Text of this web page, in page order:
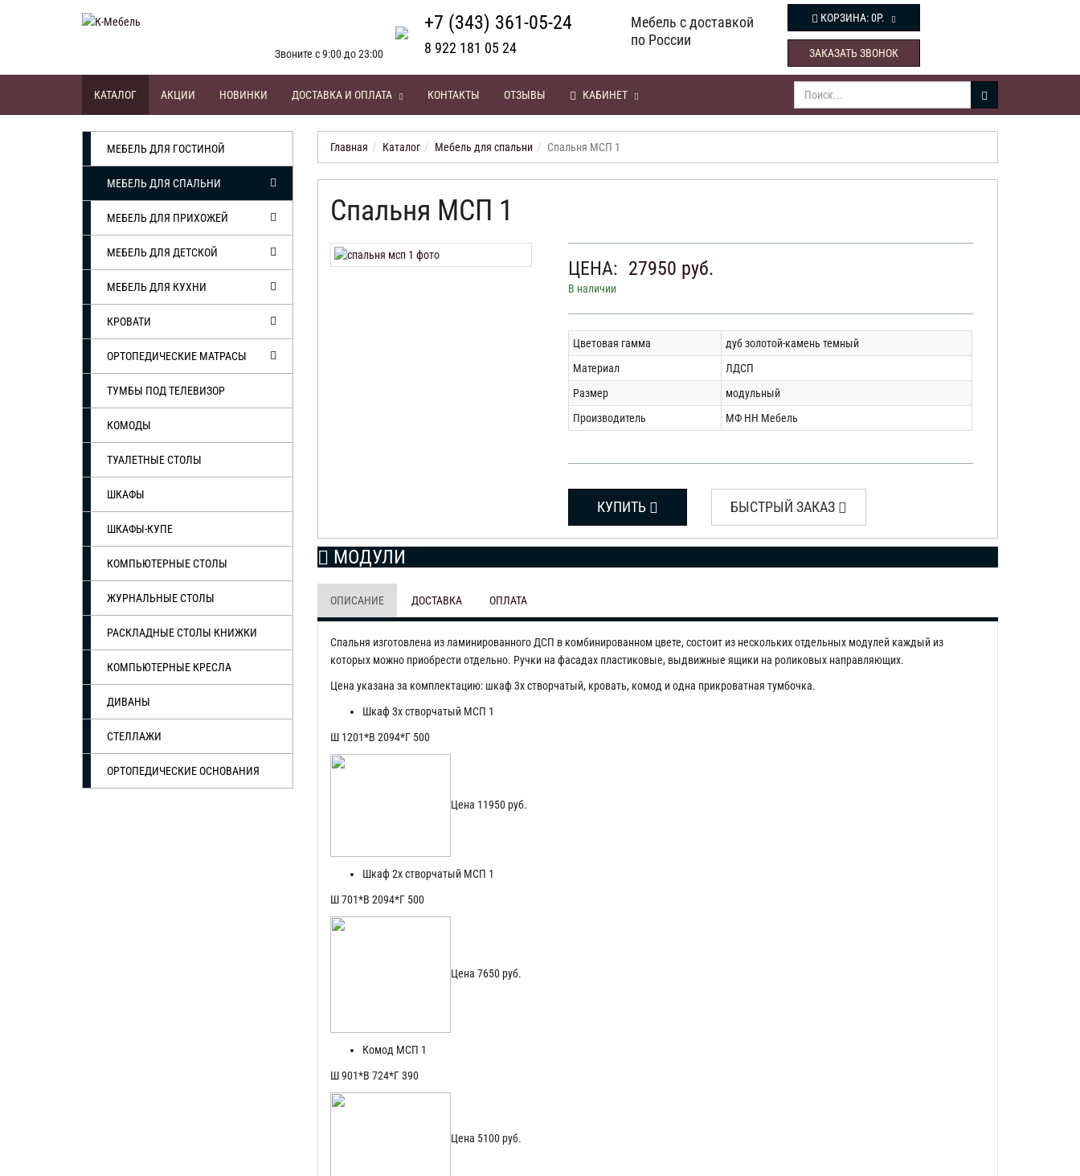
Звоните с 9:00 до 23:00
+7 (343) 361-05-24
8 922 181 05 24
Мебель с доставкой
по России
КОРЗИНА:0Р.
ЗАКАЗАТЬ ЗВОНОК
КАТАЛОГ АКЦИИ НОВИНКИ ДОСТАВКА И ОПЛАТА КОНТАКТЫ ОТЗЫВЫ КАБИНЕТ
МЕБЕЛЬ ДЛЯ ГОСТИНОЙ
МЕБЕЛЬ ДЛЯ СПАЛЬНИ
МЕБЕЛЬ ДЛЯ ПРИХОЖЕЙ
МЕБЕЛЬ ДЛЯ ДЕТСКОЙ
МЕБЕЛЬ ДЛЯ КУХНИ
КРОВАТИ
ОРТОПЕДИЧЕСКИЕ МАТРАСЫ
ТУМБЫ ПОД ТЕЛЕВИЗОР
КОМОДЫ
ТУАЛЕТНЫЕ СТОЛЫ
ШКАФЫ
ШКАФЫ-КУПЕ
КОМПЬЮТЕРНЫЕ СТОЛЫ
ЖУРНАЛЬНЫЕ СТОЛЫ
РАСКЛАДНЫЕ СТОЛЫ КНИЖКИ
КОМПЬЮТЕРНЫЕ КРЕСЛА
ДИВАНЫ
СТЕЛЛАЖИ
ОРТОПЕДИЧЕСКИЕ ОСНОВАНИЯ
Главная Каталог Мебель для спальни Спальня МСП 1
Спальня МСП 1
ЦЕНА: 27950 руб.
В наличии
Цветовая гамма
дуб золотой-камень темный
Материал
ЛДСП
Размер
модульный
Производитель
МФ НН Мебель
КУПИТЬ БЫСТРЫЙ ЗАКАЗ
МОДУЛИ
ОПИСАНИЕ ДОСТАВКА ОПЛАТА
Спальня изготовлена из ламинированного ДСП в комбинированном цвете, состоит из нескольких отдельных модулей каждый из
которых можно приобрести отдельно. Ручки на фасадах пластиковые, выдвижные ящики на роликовых направляющих.
Цена указана за комплектацию: шкаф 3х створчатый, кровать, комод и одна прикроватная тумбочка.
Шкаф 3х створчатый МСП 1
Ш 1201*В 2094*Г 500
Цена 11950 руб.
Шкаф 2х створчатый МСП 1
Ш 701*В 2094*Г 500
Цена 7650 руб.
Комод МСП 1
Ш 901*В 724*Г 390
Цена 5100 руб.